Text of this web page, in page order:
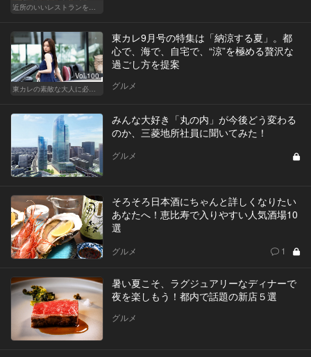
近所のいいレストランを知りたい！東横、目黒線、世田谷などを深堀！
Vol.100
東カレの素敵な大人に必要なこと
東カレ9月号の特集は「納涼する夏」。都
心で、海で、自宅で、“涼”を極める贅沢な
過ごし方を提案
グルメ
みんな大好き「丸の内」が今後どう変わる
のか、三菱地所社員に聞いてみた！
グルメ
そろそろ日本酒にちゃんと詳しくなりたい
あなたへ！恵比寿で入りやすい人気酒場10
選
グルメ 1
暑い夏こそ、ラグジュアリーなディナーで
夜を楽しもう！都内で話題の新店５選
グルメ